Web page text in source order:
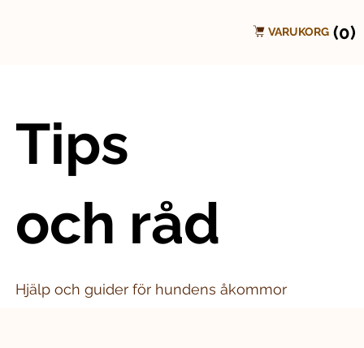
VARUKORG (0)
Tips
och råd
Hjälp och guider för hundens åkommor